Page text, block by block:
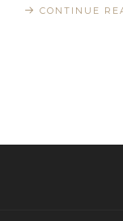
CONTINUE